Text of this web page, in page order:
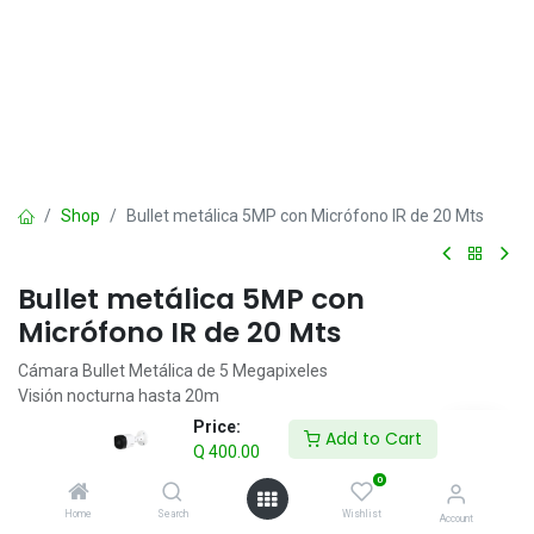
Price:
Q 400.00
Add to Cart
Home Search
0
Wishlist Account
Shop Bullet metálica 5MP con Micrófono IR de 20 Mts
Bullet metálica 5MP con
Micrófono IR de 20 Mts
Cámara Bullet Metálica de 5 Megapixeles
Visión nocturna hasta 20m
IP67 apta para exteriores"